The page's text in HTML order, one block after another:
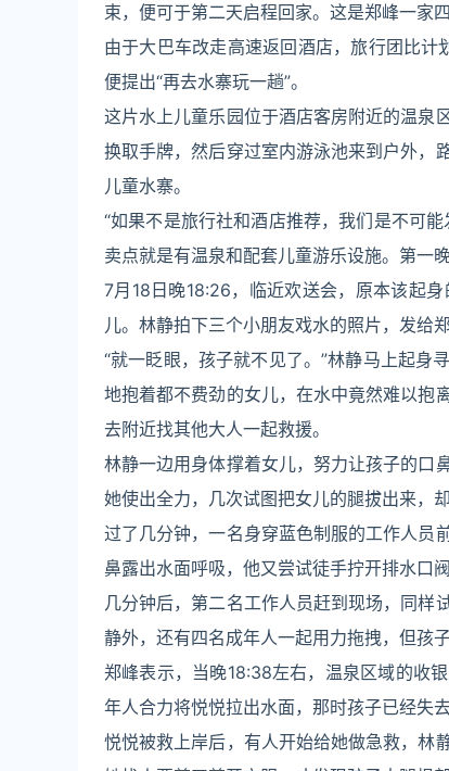
束，便可于第二天启程回家。这是郑峰一家
由于大巴车改走高速返回酒店，旅行团比
便提出“再去水寨玩一趟”。
这片水上儿童乐园位于酒店客房附近的温泉
换取手牌，然后穿过室内游泳池来到户外，
儿童水寨。
“如果不是旅行社和酒店推荐，我们是不可
卖点就是有温泉和配套儿童游乐设施。第一
7月18日晚18:26，临近欢送会，原本该起
儿。林静拍下三个小朋友戏水的照片，发给
“就一眨眼，孩子就不见了。”林静马上起身
地抱着都不费劲的女儿，在水中竟然难以抱
去附近找其他大人一起救援。
林静一边用身体撑着女儿，努力让孩子的口
她使出全力，几次试图把女儿的腿拔出来，
过了几分钟，一名身穿蓝色制服的工作人员
鼻露出水面呼吸，他又尝试徒手拧开排水口
几分钟后，第二名工作人员赶到现场，同样
静外，还有四名成年人一起用力拖拽，但孩
郑峰表示，当晚18:38左右，温泉区域的收
年人合力将悦悦拉出水面，那时孩子已经失去
悦悦被救上岸后，有人开始给她做急救，林